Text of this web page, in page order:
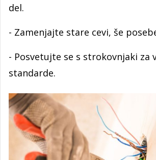
del.
- Zamenjajte stare cevi, še
- Posvetujte se s strokovnjaki za
standarde.